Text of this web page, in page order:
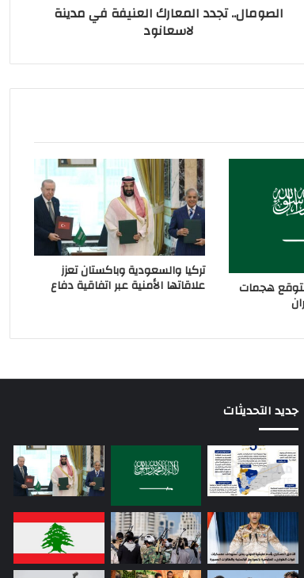
الصومال.. تجدد المعارك العنيفة في مدينة
لاسعانود
هجمات
تركيا والسعودية وباكستان تعزز
علاقاتها الأمنية عبر اتفاقية دفاع
جديد التحديثات